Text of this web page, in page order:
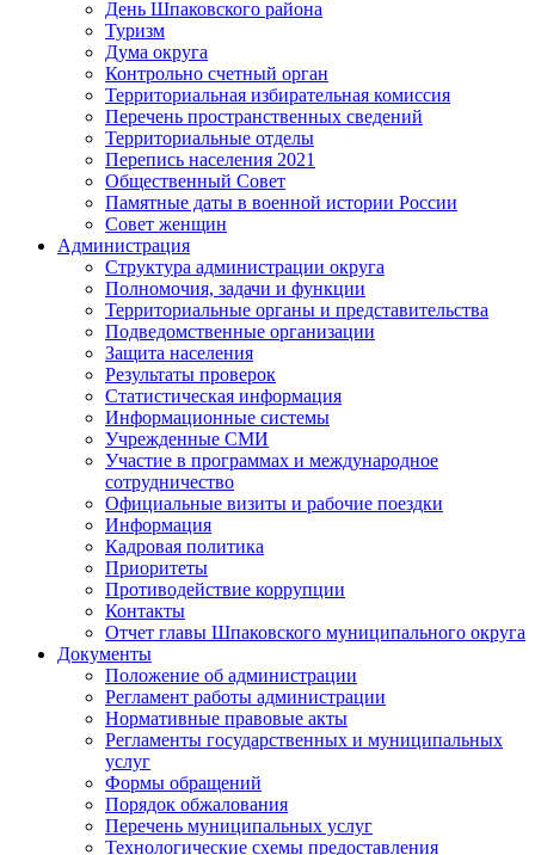
День Шпаковского района
Туризм
Дума округа
Контрольно счетный орган
Территориальная избирательная комиссия
Перечень пространственных сведений
Территориальные отделы
Перепись населения 2021
Общественный Совет
Памятные даты в военной истории России
Совет женщин
Администрация
Структура администрации округа
Полномочия, задачи и функции
Территориальные органы и представительства
Подведомственные организации
Защита населения
Результаты проверок
Статистическая информация
Информационные системы
Учрежденные СМИ
Участие в программах и международное
сотрудничество
Официальные визиты и рабочие поездки
Информация
Кадровая политика
Приоритеты
Противодействие коррупции
Контакты
Отчет главы Шпаковского муниципального округа
Документы
Положение об администрации
Регламент работы администрации
Нормативные правовые акты
Регламенты государственных и муниципальных
услуг
Формы обращений
Порядок обжалования
Перечень муниципальных услуг
Технологические схемы предоставления